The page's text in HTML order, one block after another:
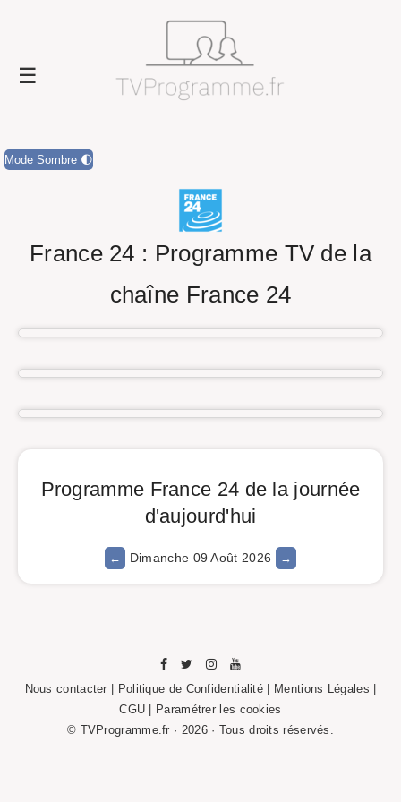
Mode Sombre 🌓
France 24 : Programme TV de la
chaîne France 24
Programme France 24 de la journée
d'aujourd'hui
Dimanche 09 Août 2026
Nous contacter Politique de Confidentialité Mentions Légales
CGU |
Paramétrer les cookies
© TVProgramme.fr · 2026 · Tous droits réservés.